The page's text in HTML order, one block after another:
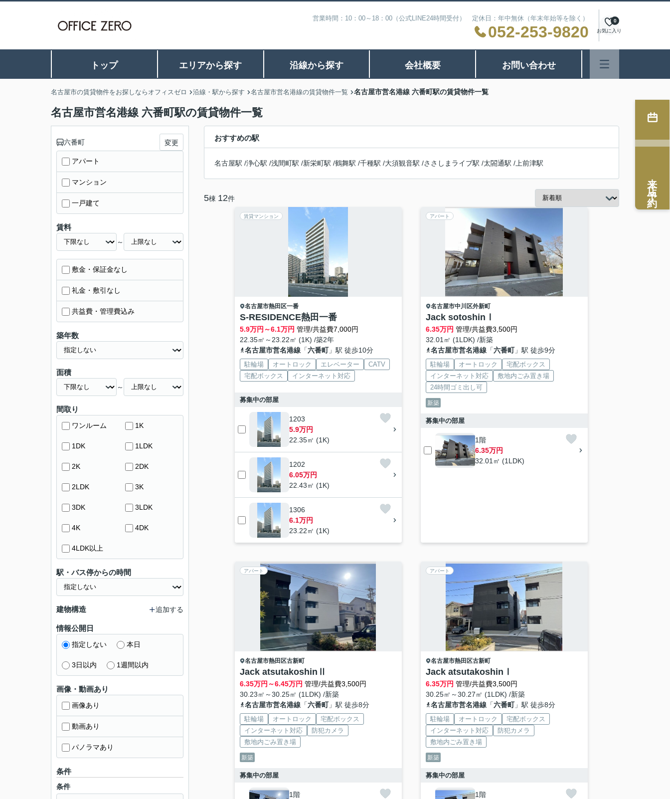
営業時間：10：00～18：00（公式LINE24時間受付） 定休日：年中無休（年末年始等を除く）
052-253-9820 お気に入り
0
トップ エリアから探す 沿線から探す 会社概要 お問い合わせ
名古屋市の賃貸物件をお探しならオフィスゼロ 沿線・駅から探す 名古屋市営名港線の賃貸物件一覧 名古屋市営名港線 六番町駅の賃貸物件一覧
名古屋市営名港線 六番町駅の賃貸物件一覧
おすすめの駅
名古屋駅 /浄心駅 /浅間町駅 /新栄町駅 /鶴舞駅 /千種駅 /大須観音駅 /ささしまライブ駅 /太閤通駅 / 上前津駅
5棟 12件
賃貸マンション
名古屋市熱田区一番
S-RESIDENCE熱田一番
5.9万円～6.1万円 管理/共益費7,000円
22.35㎡～23.22㎡ (1K) /築2年
名古屋市営名港線「六番町」駅 徒歩10分
駐輪場 オートロック エレベーター
CATV
宅配ボックス
インターネット対応
募集中の部屋
1203
5.9万円
22.35㎡ (1K)
1202
6.05万円
22.43㎡ (1K)
1306
6.1万円
23.22㎡ (1K)
アパート
名古屋市中川区外新町
Jack sotoshinⅠ
6.35万円 管理/共益費3,500円
32.01㎡ (1LDK) /新築
名古屋市営名港線「六番町」駅 徒歩9分
駐輪場 オートロック
宅配ボックス
インターネット対応
敷地内ごみ置き場
24時間ゴミ出し可
新築
募集中の部屋
1階
6.35万円
32.01㎡ (1LDK)
アパート
名古屋市熱田区古新町
Jack atsutakoshinⅡ
6.35万円～6.45万円 管理/共益費3,500円
30.23㎡～30.25㎡ (1LDK) /新築
名古屋市営名港線「六番町」駅 徒歩8分
駐輪場 オートロック
宅配ボックス
インターネット対応
防犯カメラ
敷地内ごみ置き場
新築
募集中の部屋
1階
アパート
名古屋市熱田区古新町
Jack atsutakoshinⅠ
6.35万円 管理/共益費3,500円
30.25㎡～30.27㎡ (1LDK) /新築
名古屋市営名港線「六番町」駅 徒歩8分
駐輪場 オートロック
宅配ボックス
インターネット対応
防犯カメラ
敷地内ごみ置き場
新築
募集中の部屋
1階
六番町 変更
アパート
マンション
一戸建て
賃料
～
敷金・保証金なし
礼金・敷引なし
共益費・管理費込み
築年数
面積
～
間取り
ワンルーム 1K
1DK 1LDK
2K 2DK
2LDK 3K
3DK 3LDK
4K 4DK
4LDK以上
駅・バス停からの時間
建物構造 追加する
情報公開日
指定しない 本日
3日以内 1週間以内
画像・動画あり
画像あり
動画あり
パノラマあり
条件
条件
来店予約